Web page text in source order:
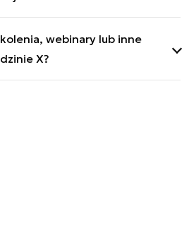
webinary lub inne
X?